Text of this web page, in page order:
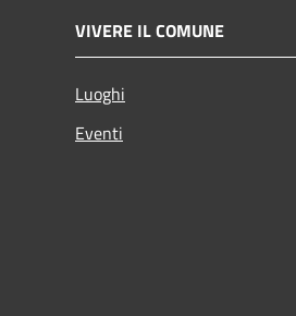
VIVERE IL COMUNE
Luoghi
Eventi